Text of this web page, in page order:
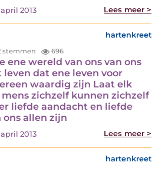
2013 Lees meer >
hartenkreet
stemmen 696
ene wereld van ons van ons
dat ene leven voor
waardig zijn Laat elk
zichzelf kunnen zichzelf
liefde aandacht en liefde
ons allen zijn
2013 Lees meer >
hartenkreet